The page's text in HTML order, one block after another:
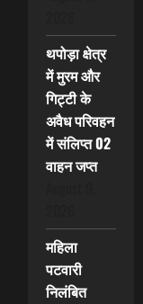
थपोड़ा क्षेत्र
में मुरम और
गिट्टी के
अवैध परिवहन
में संलिप्त 02
वाहन जप्त
महिला
पटवारी
निलंबित